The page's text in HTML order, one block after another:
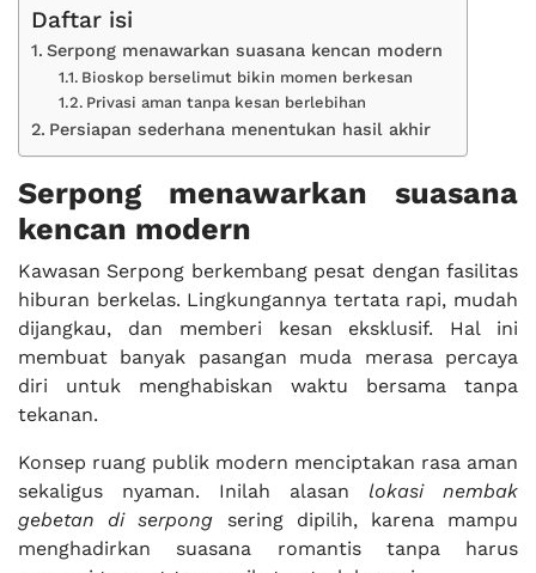
Daftar isi
Serpong menawarkan suasana kencan modern
Bioskop berselimut bikin momen berkesan
Privasi aman tanpa kesan berlebihan
Persiapan sederhana menentukan hasil akhir
Serpong menawarkan suasana
kencan modern
Kawasan Serpong berkembang pesat dengan fasilitas
hiburan berkelas. Lingkungannya tertata rapi, mudah
dijangkau, dan memberi kesan eksklusif. Hal ini
membuat banyak pasangan muda merasa percaya
diri untuk menghabiskan waktu bersama tanpa
tekanan.
Konsep ruang publik modern menciptakan rasa aman
sekaligus nyaman. Inilah alasan lokasi nembak
gebetan di serpong sering dipilih, karena mampu
menghadirkan suasana romantis tanpa harus